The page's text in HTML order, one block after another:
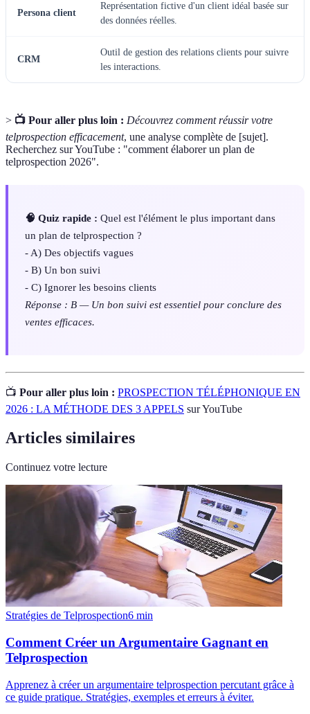
Persona client
Représentation fictive d'un client idéal basée sur
des données réelles.
CRM
Outil de gestion des relations clients pour suivre
les interactions.
> 📺 Pour aller plus loin : Découvrez comment réussir votre
telprospection efficacement, une analyse complète de [sujet].
Recherchez sur YouTube : "comment élaborer un plan de
telprospection 2026".
🧠 Quiz rapide : Quel est l'élément le plus important dans
un plan de telprospection ?
- A) Des objectifs vagues
- B) Un bon suivi
- C) Ignorer les besoins clients
Réponse : B — Un bon suivi est essentiel pour conclure des
ventes efficaces.
📺 Pour aller plus loin : PROSPECTION TÉLÉPHONIQUE EN
2026 : LA MÉTHODE DES 3 APPELS sur YouTube
Articles similaires
Continuez votre lecture
Stratégies de Telprospection6 min
Comment Créer un Argumentaire Gagnant en
Telprospection
Apprenez à créer un argumentaire telprospection percutant grâce à
ce guide pratique. Stratégies, exemples et erreurs à éviter.